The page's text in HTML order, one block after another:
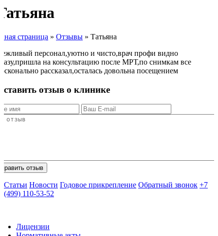
страница » Отзывы » Татьяна
персонал,уютно и чисто,врач профи видно
на консультацию после МРТ,по снимкам все
рассказал,осталась довольна посещением
отзыв о клинике
Статьи Новости Годовое прикрепление Обратный звонок +7
(499) 110-53-52
Лицензии